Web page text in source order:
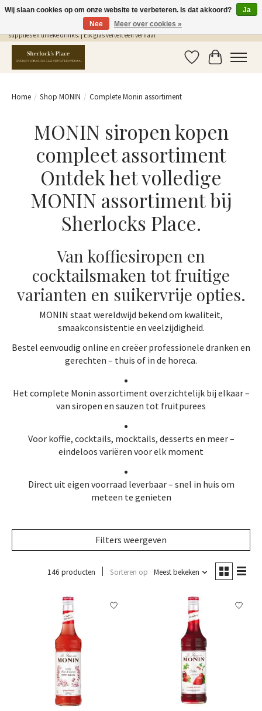
Gratis Verzending in NL vanaf €75,- | Sherlocks Place: dé plek voor MONIN siropen, bar
supplies en unieke drinks. | Elk glas vertelt een verhaal
Verlanglijst
Home / Shop MONIN / Complete Monin assortiment
MONIN siropen kopen
compleet assortiment
Ontdek het volledige
MONIN assortiment bij
Sherlocks Place.
Van koffiesiropen en
cocktailsmaken tot fruitige
varianten en suikervrije opties.
MONIN staat wereldwijd bekend om kwaliteit,
smaakconsistentie en veelzijdigheid.
Bestel eenvoudig online en creëer professionele dranken en
gerechten – thuis of in de horeca.
Het complete Monin assortiment overzichtelijk bij elkaar –
van siropen en sauzen tot fruitpurees
Voor koffie, cocktails, mocktails, desserts en meer –
eindeloos variëren voor elk moment
Direct uit eigen voorraad leverbaar – snel in huis om
meteen te genieten
Filters weergeven
146 producten Sorteren op Meest bekeken
Wij slaan cookies op om onze website te verbeteren. Is dat akkoord?
Ja
Nee
Meer over cookies »